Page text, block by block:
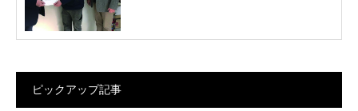
ピックアップ記事